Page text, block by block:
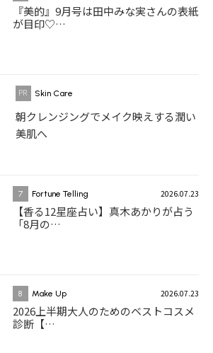
『美的』9月号は田中みな実さんの表紙
が目印♡…
Skin Care
朝クレンジングでメイク映えする潤い
美肌へ
7 Fortune Telling 2026.07.23
【香る12星座占い】真木あかりが占う
「8月の…
8 Make Up 2026.07.23
2026上半期大人のためのベストコスメ
診断【…